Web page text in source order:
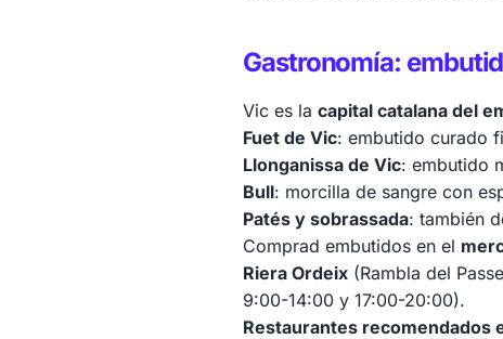
Gastronomía:
Vic es la capital catalana del
Fuet de Vic: embutido curado
Llonganissa de Vic: embutido
Bull: morcilla de sangre con
Patés y sobrassada: también
Comprad embutidos en el
Riera Ordeix (Rambla del
9:00-14:00 y 17:00-20:00).
Restaurantes recomendados